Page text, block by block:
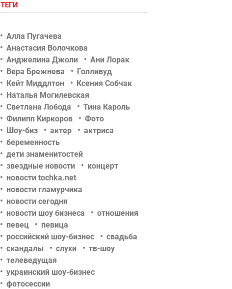
ТЕГИ
Алла Пугачева
Анастасия Волочкова
Анджелина Джоли
Ани Лорак
Вера Брежнева
Голливуд
Кейт Миддлтон
Ксения Собчак
Наталья Могилевская
Светлана Лобода
Тина Кароль
Филипп Киркоров
Фото
Шоу-биз
актер
актриса
беременность
дети знаменитостей
звездные новости
концерт
новости tochka.net
новости гламурчика
новости сегодня
новости шоу бизнеса
отношения
певец
певица
российский шоу-бизнес
свадьба
скандалы
слухи
тв-шоу
телеведущая
украинский шоу-бизнес
фотосессии